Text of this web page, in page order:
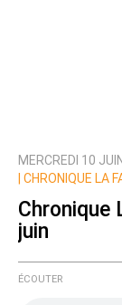
MERCREDI 10
CHRONIQUE LA
Chronique
juin
ÉCOUTER